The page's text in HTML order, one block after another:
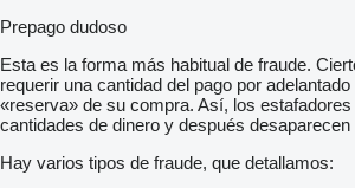
Prepago dudoso
Esta es la forma más habitual de fraude.
requerir una cantidad del pago por
«reserva» de su compra. Así, los
cantidades de dinero y después desaparecen
Hay varios tipos de fraude, que detallamos: